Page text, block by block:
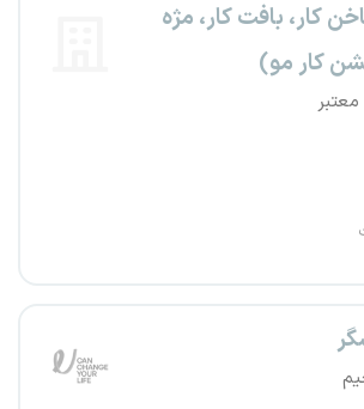
کار، بافت کار، مژه
کار مو)